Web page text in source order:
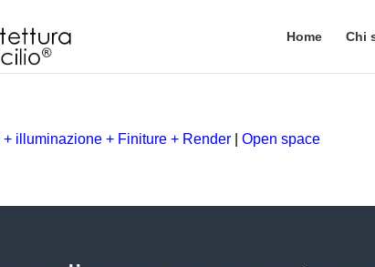
Home Chi
+ illuminazione + Finiture + Render Open space